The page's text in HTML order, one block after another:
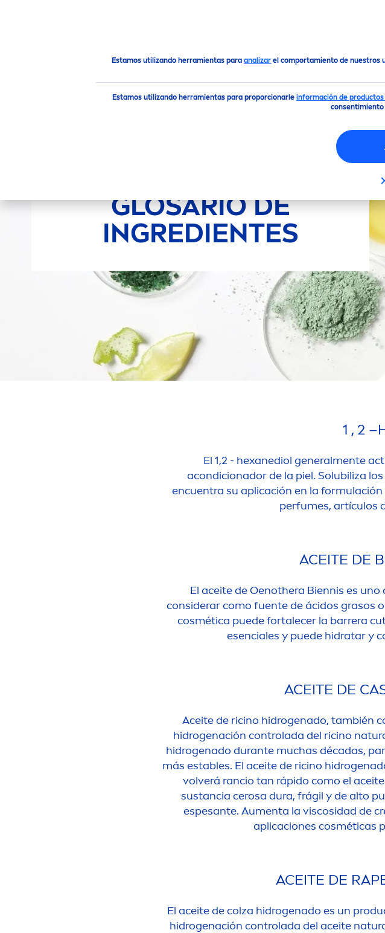
Estamos utilizando herramientas paraanalizar el comportamiento de nuestros
Estamos utilizando herramientas para proporcionarle información de
GLOSARIO DE
INGREDIENTES
1 , 2
El 1,2 - hexanediol generalmente
acondicionador de la piel. Solubiliza
encuentra su aplicación en la
perfumes, artículos
ACEITE DE
El aceite de Oenothera Biennis es
considerar como fuente de ácidos grasos
cosmética puede fortalecer la barrera
esenciales y puede hidratar y
ACEITE DE
Aceite de ricino hidrogenado, también
hidrogenación controlada del ricino
hidrogenado durante muchas décadas,
más estables. El aceite de ricino
volverá rancio tan rápido como el
sustancia cerosa dura, frágil y de alto
espesante. Aumenta la viscosidad de
aplicaciones cosméticas
ACEITE DE
El aceite de colza hidrogenado es un
hidrogenación controlada del aceite